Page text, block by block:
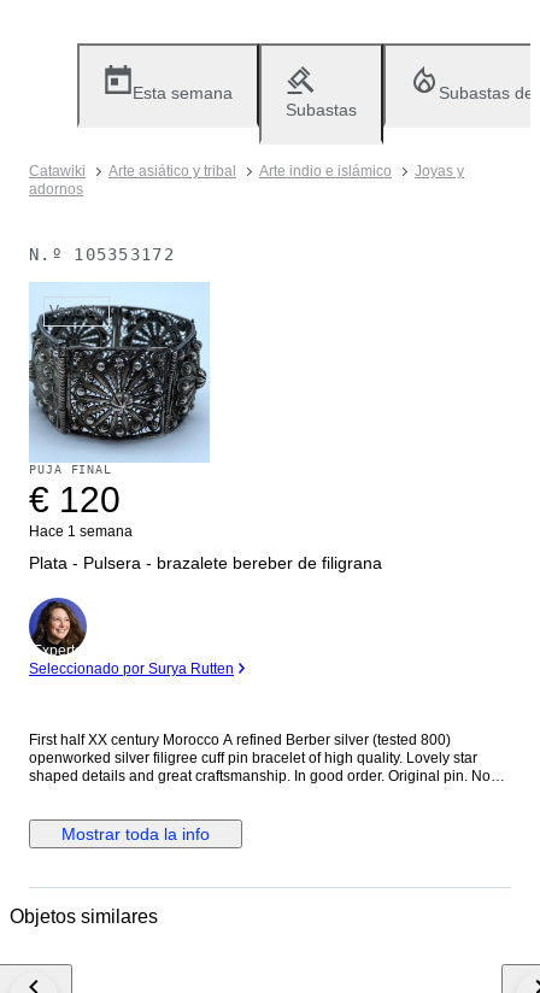
Esta semana
Subastas
Subastas
Catawiki Arte asiático y tribal Arte indio e islámico
Joyas y
adornos
N.º 105353172
Vendido
PUJA FINAL
€ 120
Hace 1 semana
Plata - Pulsera - brazalete bereber de filigrana
Experto
Seleccionado por Surya Rutten
First half XX century Morocco A refined Berber silver (tested 800)
openworked silver filigree cuff pin bracelet of high quality. Lovely star
shaped details and great craftsmanship. In good order. Original pin. No
Mostrar toda la info
Objetos similares